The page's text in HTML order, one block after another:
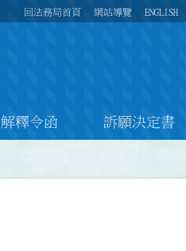
回法務局首頁 網站導覽 ENGLISH
解釋令函 訴願決定書